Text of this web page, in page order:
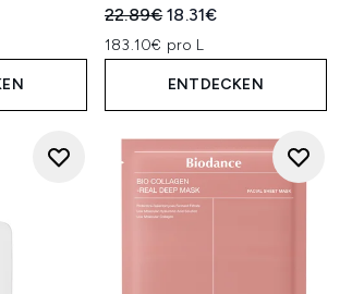
Unverbindliche
22.89€Aktueller Preis:
18.31€
183.10€ pro L
ENTDECKEN